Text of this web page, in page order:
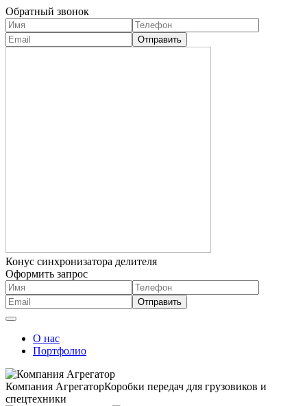
Обратный звонок
Конус синхронизатора делителя
Оформить запрос
О нас
Портфолио
Компания АгрегаторКоробки передач для грузовиков и
спецтехники